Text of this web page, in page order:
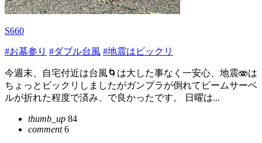
S660
#お墓参り #ダブル台風 #地震はビックリ
今週末、自宅付近は台風🌀は大した事なく一安心、地震🫨は
ちょっとビックリしましたがガンプラが倒れてビームサーベ
ルが折れた程度で済み、で良かったです。 日曜は...
thumb_up 84
comment6